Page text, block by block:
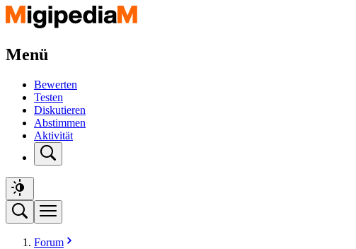
Menü
Bewerten
Testen
Diskutieren
Abstimmen
Aktivität
Forum